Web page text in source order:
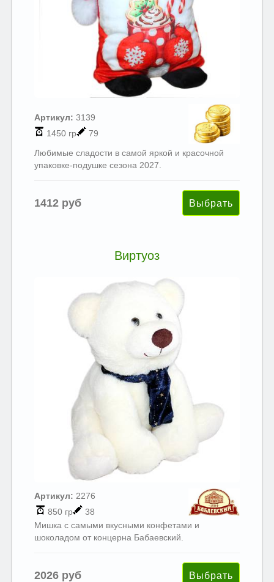
Артикул: 3139
1450 гр
79
Любимые сладости в самой яркой и красочной
упаковке-подушке сезона 2027.
1412 руб
Виртуоз
Артикул: 2276
850 гр
38
Мишка с самыми вкусными конфетами и
шоколадом от концерна Бабаевский.
2026 руб